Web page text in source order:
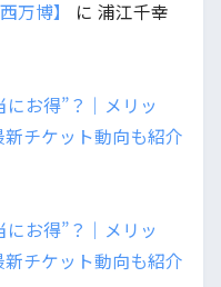
万博】
に 浦江千幸
にお得”？｜メリッ
チケット動向も紹介
にお得”？｜メリッ
チケット動向も紹介